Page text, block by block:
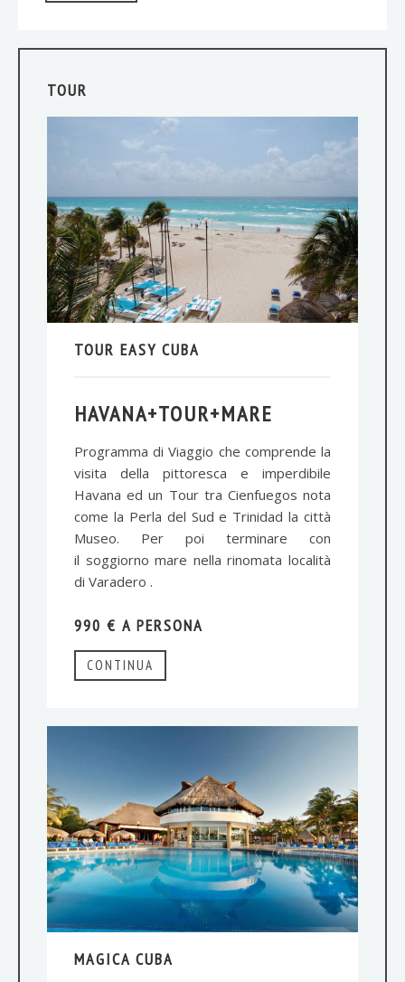
TOUR
TOUR EASY CUBA
HAVANA+TOUR+MARE
Programma di Viaggio che comprende la
visita della pittoresca e imperdibile
Havana ed un Tour tra Cienfuegos nota
come la Perla del Sud e Trinidad la città
Museo. Per poi terminare con
il soggiorno mare nella rinomata località
di Varadero .
990 € A PERSONA
CONTINUA
MAGICA CUBA